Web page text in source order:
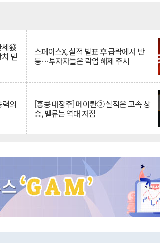
세發
밑 스페이스X, 실적 발표 후 급락에서 반
등…투자자들은 락업 해제 주시
의 [홍콩 대장주] 메이퇀② 실적은 고속 상
승, 밸류는 역대 저점